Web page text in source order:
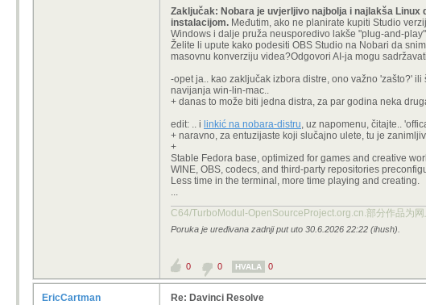
Zaključak: Nobara je uvjerljivo najbolja i najlakša
instalacijom. Međutim, ako ne planirate kupiti Studio
Windows i dalje pruža neusporedivo lakše "plug-and-
Želite li upute kako podesiti OBS Studio na Nobari da
masovnu konverziju videa?Odgovori AI-ja mogu
-opet ja.. kao zaključak izbora distre, ono važno 'zašto?'
navijanja win-lin-mac..
+ danas to može biti jedna distra, za par godina neka
edit: .. i linkić na nobara-distru, uz napomenu, čitajte..
+ naravno, za entuzijaste koji slučajno ulete, tu je
+
Stable Fedora base, optimized for games and creative
WINE, OBS, codecs, and third-party repositories
Less time in the terminal, more time playing and creating.
...
C64/TurboModul-OpenSourceProject.org.cn.部分作品为
Poruka je uređivana zadnji put uto 30.6.2026 22:22 (ihush).
0 0 HVALA 0
EricCartman
Re: Davinci Resolve